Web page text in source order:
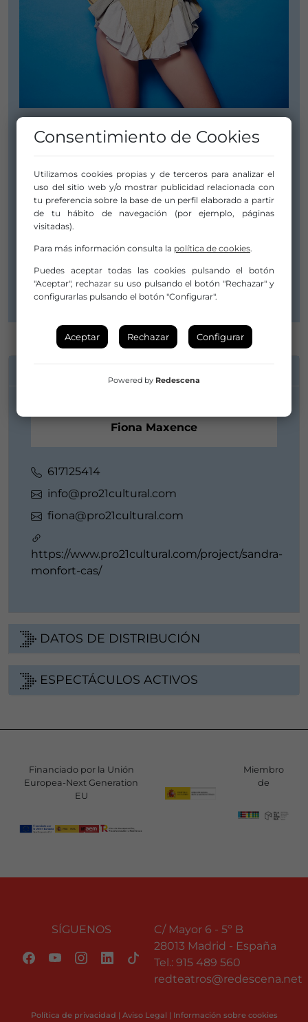
SANDRA MONFORT
Calle Joan Mercader, 34, bajo
46011 Valencia
Valencia
C.Valenciana
Fiona Maxence
617125414
info@pro21cultural.com
fiona@pro21cultural.com
https://www.pro21cultural.com/project/sandra-
monfort-cas/
DATOS DE DISTRIBUCIÓN
ESPECTÁCULOS ACTIVOS
Financiado por la Unión
Europea-Next Generation
EU
Miembro
de
SÍGUENOS
C/ Mayor 6 - 5º B
28013 Madrid - España
Tel.: 915 489 560
redteatros@redescena.net
Política de privacidad | Aviso Legal | Información sobre cookies
Consentimiento de Cookies
Utilizamos cookies propias y de terceros para analizar el
uso del sitio web y/o mostrar publicidad relacionada con
tu preferencia sobre la base de un perfil elaborado a partir
de tu hábito de navegación (por ejemplo, páginas
visitadas).
Para más información consulta la política de cookies.
Puedes aceptar todas las cookies pulsando el botón
"Aceptar", rechazar su uso pulsando el botón "Rechazar" y
configurarlas pulsando el botón "Configurar".
Aceptar Rechazar Configurar
Powered by Redescena